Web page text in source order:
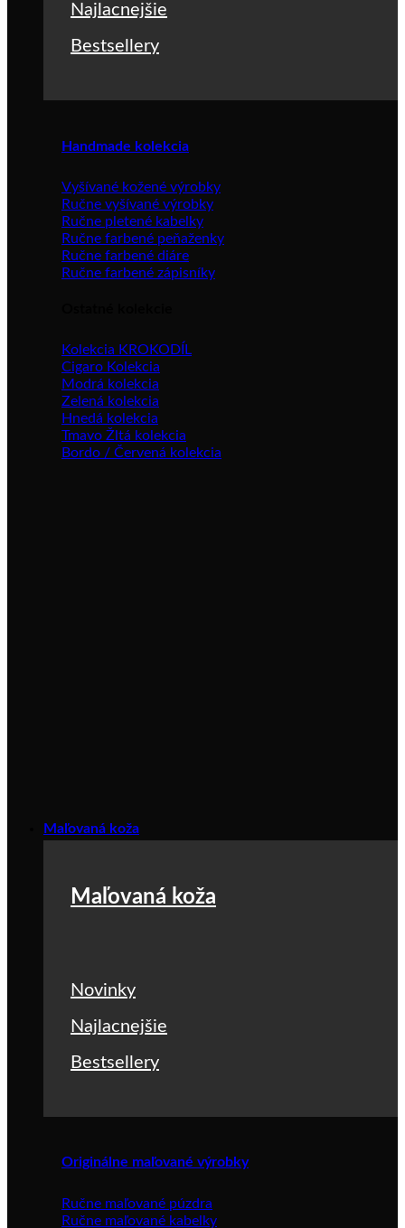
Najlacnejšie
Bestsellery
Handmade kolekcia
Vyšívané kožené výrobky
Ručne vyšívané výrobky
Ručne pletené kabelky
Ručne farbené peňaženky
Ručne farbené diáre
Ručne farbené zápisníky
Kolekcia KROKODÍL
Cigaro Kolekcia
Modrá kolekcia
Zelená kolekcia
Hnedá kolekcia
Tmavo Žltá kolekcia
Bordo / Červená kolekcia
Maľovaná koža
Maľovaná koža
Novinky
Najlacnejšie
Bestsellery
Originálne maľované výrobky
Ručne maľované púzdra
Ručne maľované kabelky